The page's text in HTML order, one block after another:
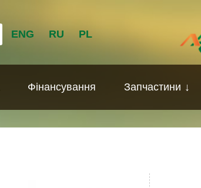
ENG RU PL
Фінансування Запчастини ↓